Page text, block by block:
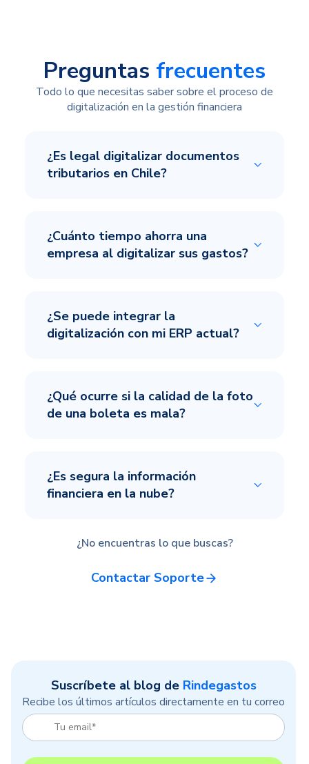
Suscríbete al blog de Rindegastos
Recibe los últimos artículos directamente en tu correo
Preguntas frecuentes
Todo lo que necesitas saber sobre el proceso de
digitalización en la gestión financiera
¿Es legal digitalizar documentos
tributarios en Chile?
¿Cuánto tiempo ahorra una
empresa al digitalizar sus gastos?
¿Se puede integrar la
digitalización con mi ERP actual?
¿Qué ocurre si la calidad de la foto
de una boleta es mala?
¿Es segura la información
financiera en la nube?
¿No encuentras lo que buscas?
Contactar Soporte